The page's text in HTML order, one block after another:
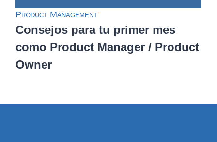
Product Management
Consejos para tu primer mes
como Product Manager / Product
Owner